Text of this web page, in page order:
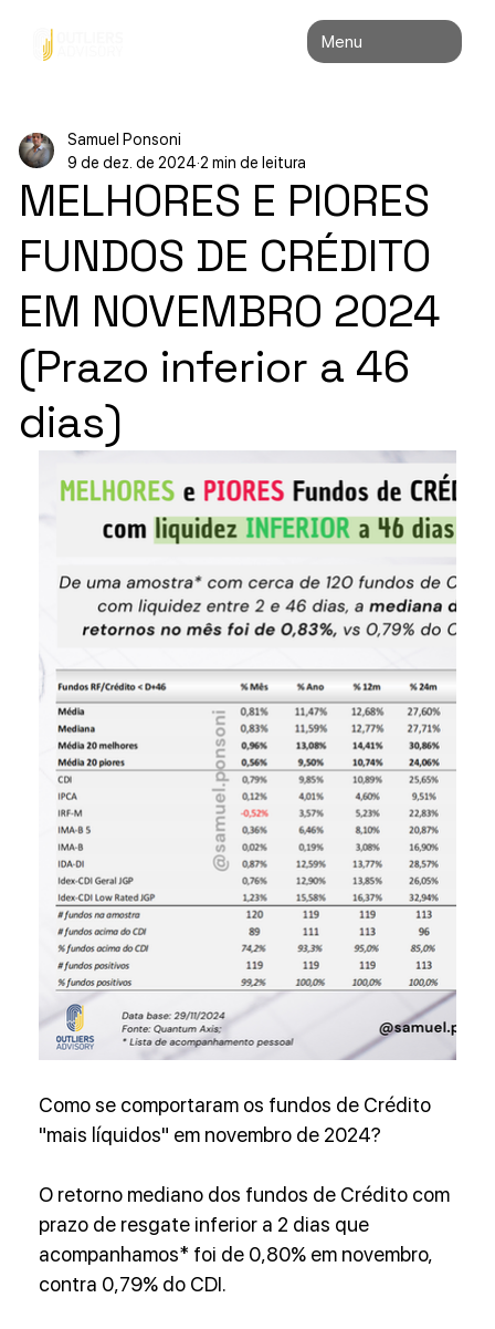
Menu
MELHORES E PIORES
FUNDOS DE CRÉDITO
EM NOVEMBRO 2024
(Prazo inferior a 46
dias)
Samuel Ponsoni
9 de dez. de 2024 2 min de leitura
Como se comportaram os fundos de Crédito
"mais líquidos" em novembro de 2024?
O retorno mediano dos fundos de Crédito com
prazo de resgate inferior a 2 dias que
acompanhamos* foi de 0,80% em novembro,
contra 0,79% do CDI.